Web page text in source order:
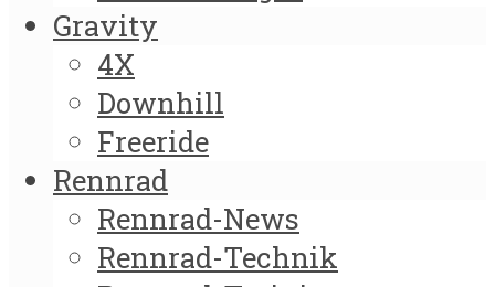
Gravity
4X
Downhill
Freeride
Rennrad
Rennrad-News
Rennrad-Technik